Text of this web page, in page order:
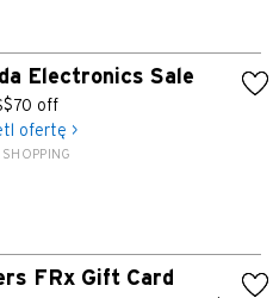
Electronics Sale
off
ofertę >
FRx Gift Card